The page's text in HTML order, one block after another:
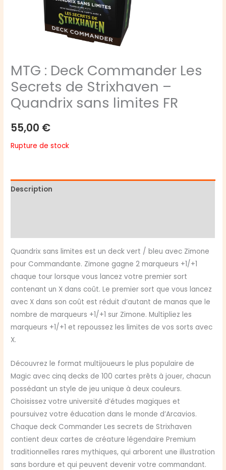
MTG : Deck Commander Les
Secrets de Strixhaven –
Quandrix sans limites FR
55,00 €
Rupture de stock
Description
Quandrix sans limites est un deck vert / bleu avec Zimone
pour Commandante. Zimone gagne 2 marqueurs +1/+1
chaque tour lorsque vous lancez votre premier sort
contenant un X dans coût. Le premier sort que vous lancez
avec X dans son coût est réduit d’autant de manas que le
nombre de marqueurs +1/+1 sur Zimone. Multipliez les
marqueurs +1/+1 et repoussez les limites de vos sorts avec
X.
Découvrez le format multijoueurs le plus populaire de
Magic avec cinq decks de 100 cartes prêts à jouer, chacun
possédant un style de jeu unique à deux couleurs.
Choisissez votre université d’études magiques et
poursuivez votre éducation dans le monde d’Arcavios.
Chaque deck Commander Les secrets de Strixhaven
contient deux cartes de créature légendaire Premium
traditionnelles rares mythiques, qui arborent une illustration
sans bordure et qui peuvent devenir votre commandant.